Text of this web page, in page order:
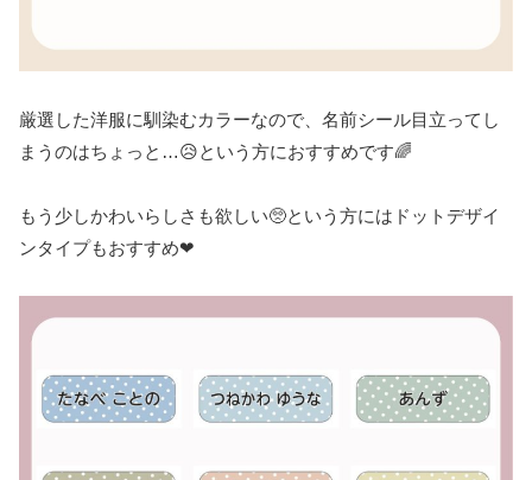
厳選した洋服に馴染むカラーなので、名前シール目立ってし
まうのはちょっと…😥という方におすすめです🌈
もう少しかわいらしさも欲しい🥺という方にはドットデザイ
ンタイプもおすすめ❤